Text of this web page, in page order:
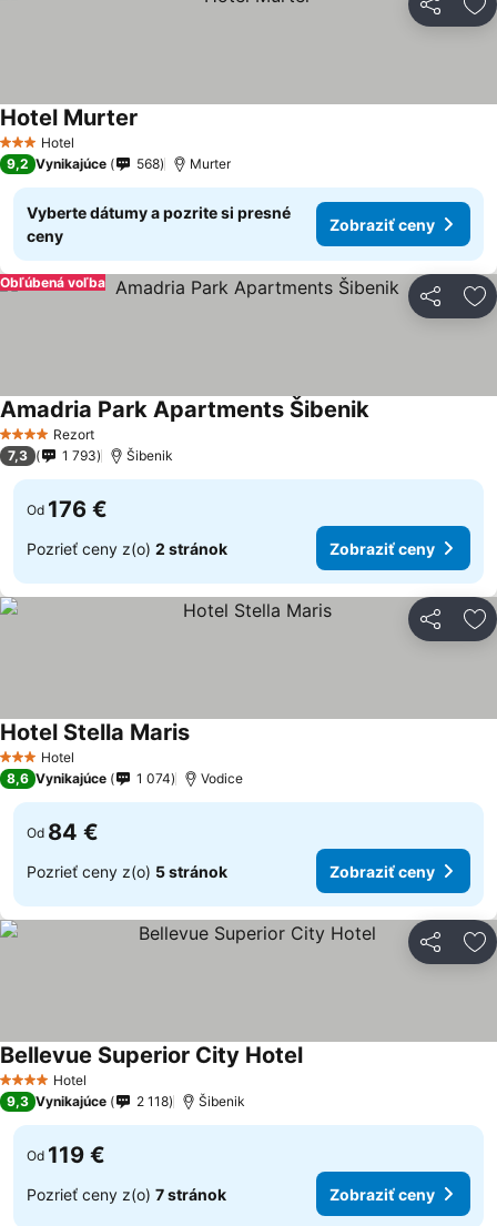
Zdieľať
3 Počet hviezdičiek
Hotel
Hotel Murter
9,2 Vynikajúce 568 Murter
Vyberte dátumy a pozrite si presné
ceny
Zobraziť ceny
Zdieľať
Obľúbená voľba
4 Počet hviezdičiek
Rezort
Amadria Park Apartments Šibenik
7,3 1 793 Šibenik
Od 176 €
Pozrieť ceny z(o) 2 stránok Zobraziť ceny
Zdieľať
3 Počet hviezdičiek
Hotel
Hotel Stella Maris
8,6 Vynikajúce 1 074 Vodice
Od 84 €
Pozrieť ceny z(o) 5 stránok Zobraziť ceny
Zdieľať
4 Počet hviezdičiek
Hotel
Bellevue Superior City Hotel
9,3 Vynikajúce 2 118 Šibenik
Od 119 €
Pozrieť ceny z(o) 7 stránok Zobraziť ceny